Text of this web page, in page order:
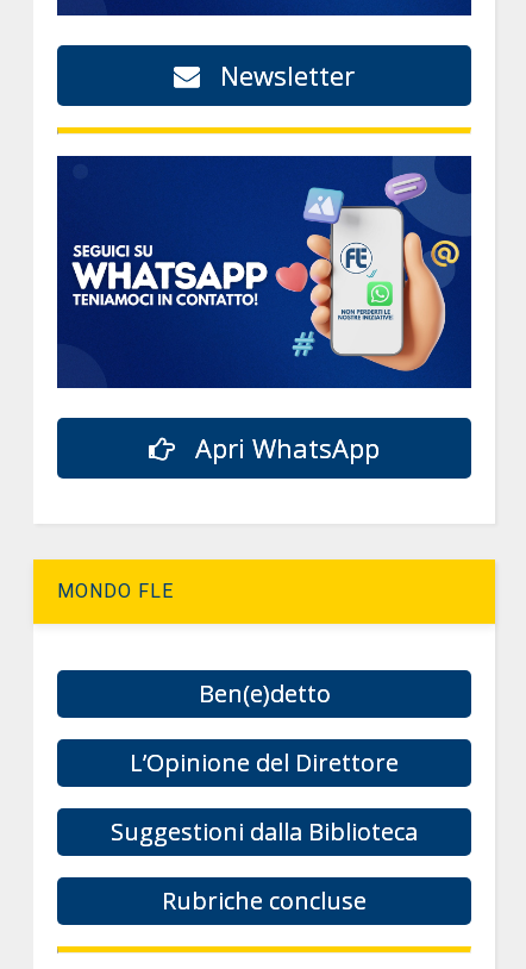
Newsletter
Apri WhatsApp
MONDO FLE
Ben(e)detto
L’Opinione del Direttore
Suggestioni dalla Biblioteca
Rubriche concluse